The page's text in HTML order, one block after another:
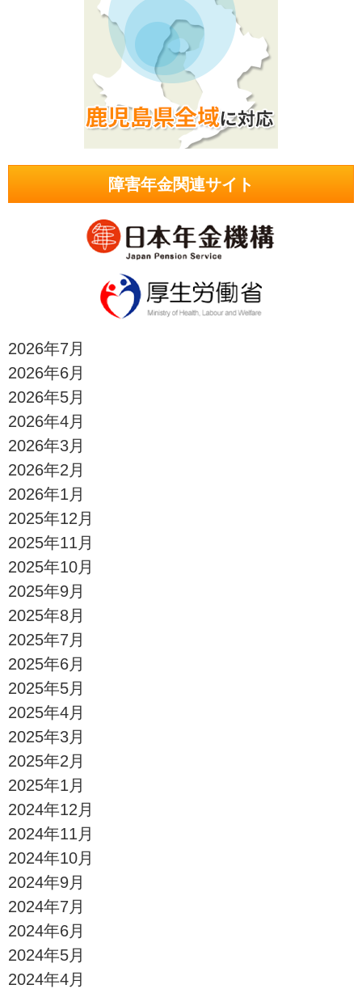
障害年金関連サイト
2026年7月
2026年6月
2026年5月
2026年4月
2026年3月
2026年2月
2026年1月
2025年12月
2025年11月
2025年10月
2025年9月
2025年8月
2025年7月
2025年6月
2025年5月
2025年4月
2025年3月
2025年2月
2025年1月
2024年12月
2024年11月
2024年10月
2024年9月
2024年7月
2024年6月
2024年5月
2024年4月